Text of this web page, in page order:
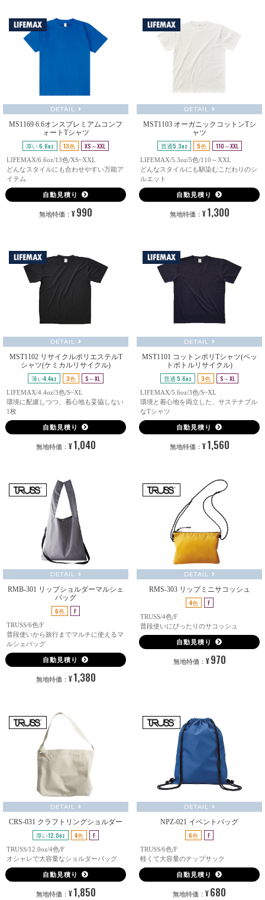
DETAIL
MS1169 6.6オンスプレミアムコンフ
ォートTシャツ
厚い 6.6oz 13色 XS～XXL
LIFEMAX/6.6oz/13色/XS~XXL
どんなスタイルにも合わせやすい万能ア
イテム
自動見積り
無地特価：¥ 990
DETAIL
MST1103 オーガニックコットンTシ
ャツ
普通5.3oz 5色 110～XXL
LIFEMAX/5.3oz/5色/110～XXL
どんなスタイルにも馴染むこだわりのシ
ルエット
自動見積り
無地特価： ¥ 1,300
DETAIL
MST1102 リサイクルポリエステルT
シャツ(ケミカルリサイクル)
薄い4.4oz 3色 S～XL
LIFEMAX/4.4oz/3色/S~XL
環境に配慮しつつ、着心地も妥協しない
1枚
自動見積り
無地特価： ¥ 1,040
DETAIL
MST1101 コットンポリTシャツ(ペッ
トボトルリサイクル)
普通 5.6oz 3色 S～XL
LIFEMAX/5.6oz/3色/S~XL
環境と着心地を両立した、サステナブル
なTシャツ
自動見積り
無地特価： ¥ 1,560
DETAIL
RMB-301 リップショルダーマルシェ
バッグ
6色 F
TRUSS/6色/F
普段使いから旅行までマルチに使えるマ
ルシェバッグ
自動見積り
無地特価： ¥ 1,380
DETAIL
RMS-303 リップミニサコッシュ
4色 F
TRUSS/4色/F
普段使いにぴったりのサコッシュ
自動見積り
無地特価： ¥ 970
DETAIL
CRS-031 クラフトリングショルダー
厚い12.0oz 4色 F
TRUSS/12.0oz/4色/F
オシャレで大容量なショルダーバッグ
自動見積り
無地特価： ¥ 1,850
DETAIL
NPZ-021 イベントバッグ
6色 F
TRUSS/6色/F
軽くて大容量のナップサック
自動見積り
無地特価：¥ 680